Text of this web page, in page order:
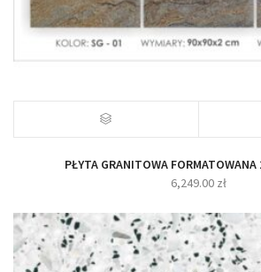
PŁYTA GRANITOWA FORMATOWANA
6,249.00 zł